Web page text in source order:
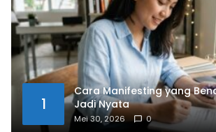
1
Cara Manifesting yang
Jadi Nyata
Mei 30, 2026 0